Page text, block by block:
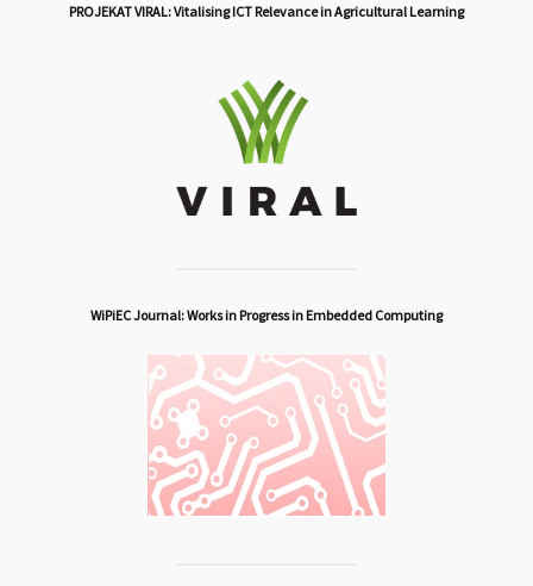
PROJEKAT VIRAL: Vitalising ICT Relevance in Agricultural Learning
WiPiEC Journal: Works in Progress in Embedded Computing